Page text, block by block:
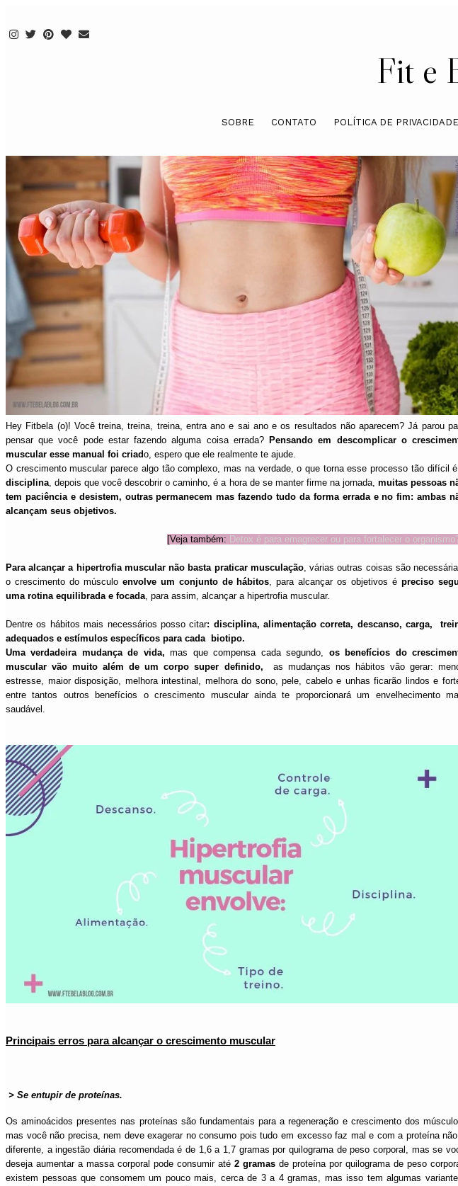
Fit e
SOBRE CONTATO POLÍTICA DE PRIVACIDADE
Hey Fitbela (o)! Você treina, treina, treina, entra ano e sai ano e os resultados não aparecem? Já parou
pensar que você pode estar fazendo alguma coisa errada?Pensando em descomplicar o
muscular esse manual foi criado, espero que ele realmente te ajude.
O crescimento muscular parece algo tão complexo, mas na verdade, o que torna esse processo tão difícil
disciplina , depois que você descobrir o caminho, é a hora de se manter firme na jornada, muitas pessoas
tem paciência e desistem, outras permanecem mas fazendo tudo da forma errada e no fim: ambas
alcançam seus objetivos.
[Veja também: Detox é para emagrecer ou para fortalecer o
Para alcançar a hipertrofia muscular não basta praticar musculação, várias outras coisas são
o crescimento do músculoenvolve um conjunto de hábitos , para alcançar os objetivos épreciso
uma rotina equilibrada e focada , para assim, alcançar a hipertrofia muscular.
Dentre os hábitos mais necessários posso citar: disciplina, alimentação correta, descanso, carga,
adequados e estímulos específicos para cada biotipo.
Uma verdadeira mudança de vida, mas que compensa cada segundo, os benefícios do
muscular vão muito além de um corpo super definido, as mudanças nos hábitos vão gerar:
estresse, maior disposição, melhora intestinal, melhora do sono, pele, cabelo e unhas ficarão lindos e
entre tantos outros benefícios o crescimento muscular ainda te proporcionará um envelhecimento
saudável.
Principais erros para alcançar o crescimento muscular
> Se entupir de proteínas.
Os aminoácidos presentes nas proteínas são fundamentais para a regeneração e crescimento dos
mas você não precisa, nem deve exagerar no consumo pois tudo em excesso faz mal e com a proteína
diferente, a ingestão diária recomendada é de 1,6 a 1,7 gramas por quilograma de peso corporal, mas se
deseja aumentar a massa corporal pode consumir até 2 gramas de proteína por quilograma de peso
existem pessoas que consomem um pouco mais, cerca de 3 a 4 gramas, mas isso tem algumas